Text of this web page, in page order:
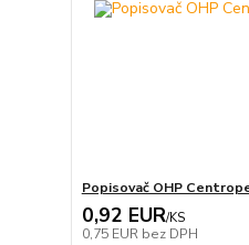
Popisovač OHP
0,92 EUR/KS
0,75 EUR bez DPH